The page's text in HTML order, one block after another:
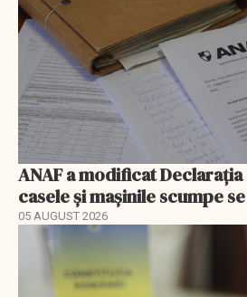
ANAF a modificat Declarația
casele și mașinile scumpe
05 AUGUST 2026